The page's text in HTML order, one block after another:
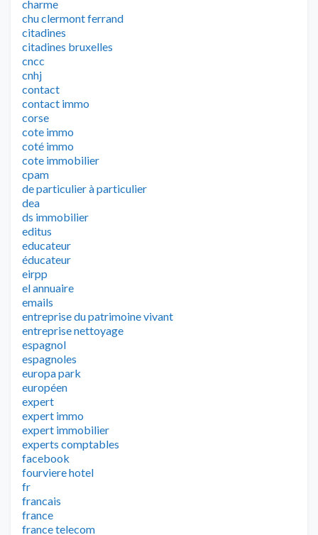
charme
chu clermont ferrand
citadines
citadines bruxelles
cncc
cnhj
contact
contact immo
corse
cote immo
coté immo
cote immobilier
cpam
de particulier à particulier
dea
ds immobilier
editus
educateur
éducateur
eirpp
el annuaire
emails
entreprise du patrimoine vivant
entreprise nettoyage
espagnol
espagnoles
europa park
européen
expert
expert immo
expert immobilier
experts comptables
facebook
fourviere hotel
fr
francais
france
france telecom